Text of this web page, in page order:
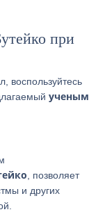
при
воспользуйтесь
ученым
, позволяет
и других